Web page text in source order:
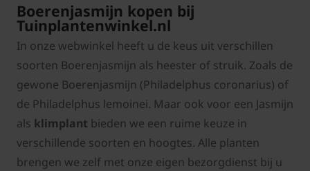
Boerenjasmijn kopen bij
Tuinplantenwinkel.nl
In onze webwinkel heeft u de keus uit verschillen
soorten Boerenjasmijn als heester of struik. Zoals de
gewone Boerenjasmijn (Philadelphus coronarius) of
de Philadelphus lemoinei. Maar ook voor een Jasmijn
als klimplant bieden we een ruime keuze in
verschillende soorten en hoogtes. Alle planten
brengen we zelf met onze eigen bezorgdienst bij u